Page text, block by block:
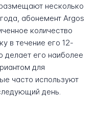
несколько
абонемент Argos
количество
в течение его 12-
делает его наиболее
для
часто используют
день.